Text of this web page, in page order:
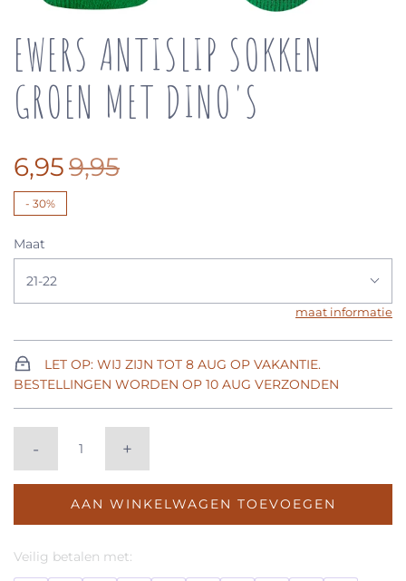
EWERS ANTISLIP SOKKEN
GROEN MET DINO'S
6,959,95
- 30%
Maat
21-22
maat informatie
LET OP: WIJ ZIJN TOT 8 AUG OP VAKANTIE.
BESTELLINGEN WORDEN OP 10 AUG VERZONDEN
- +
AAN WINKELWAGEN TOEVOEGEN
Veilig betalen met: